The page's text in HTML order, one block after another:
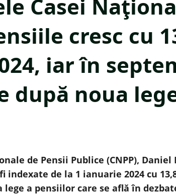
Casei
cresc cu
iar în
după noua
de Pensii Publice (CNPP),
indexate de la 1 ianuarie 2024 cu
a pensiilor care se află în